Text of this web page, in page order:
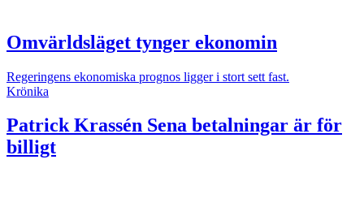
Omvärldsläget tynger ekonomin
Regeringens ekonomiska prognos ligger i stort sett fast.
Krönika
Patrick Krassén Sena betalningar är för
billigt